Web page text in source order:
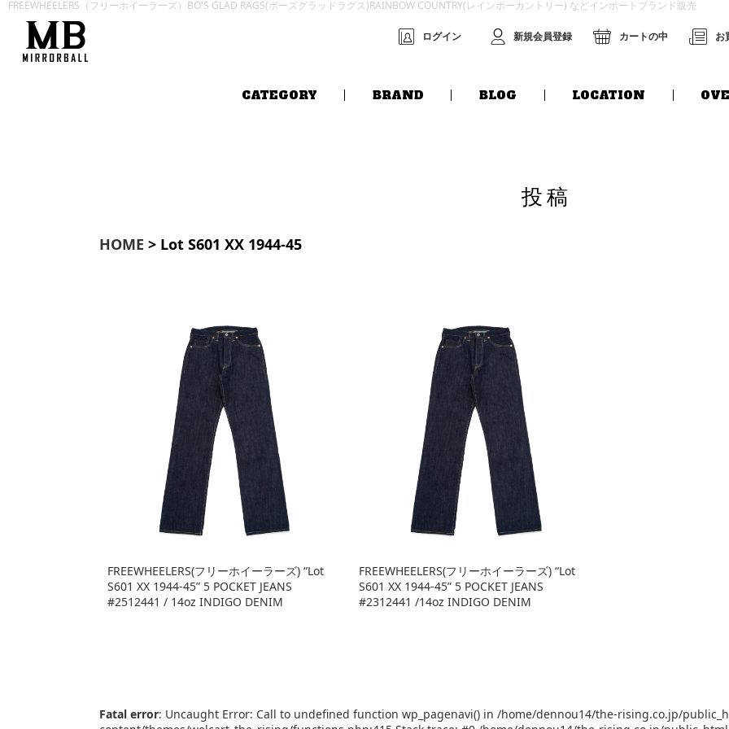
FREEWHEELERS（フリーホイーラーズ）BO'S GLAD RAGS(ボーズグラッドラグス)RAINBOW COUNTRY(レインボーカントリー) などインポートブランド販売
ログイン 新規会員登録 カートの中 お
CATEGORY BRAND BLOG LOCATION
投稿
HOME > Lot S601 XX 1944-45
FREEWHEELERS(フリーホイーラーズ) “Lot
S601 XX 1944-45” 5 POCKET JEANS
#2512441 / 14oz INDIGO DENIM
FREEWHEELERS(フリーホイーラーズ) “Lot
S601 XX 1944-45” 5 POCKET JEANS
#2312441 /14oz INDIGO DENIM
Fatal error: Uncaught Error: Call to undefined function wp_pagenavi() in /home/dennou14/the-rising.co.jp/